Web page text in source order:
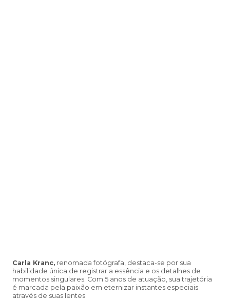
Carla Kranc, renomada fotógrafa, destaca-se por sua
habilidade única de registrar a essência e os detalhes de
momentos singulares. Com 5 anos de atuação, sua trajetória
é marcada pela paixão em eternizar instantes especiais
através de suas lentes.